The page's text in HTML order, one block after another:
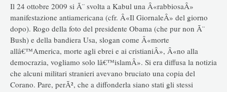
Il 24 ottobre 2009 si Ã¨ svolta a Kabul una Â«rabbiosaÂ»
manifestazione antiamericana (cfr. Â«Il GiornaleÂ» del giorno
dopo). Rogo della foto del presidente Obama (che pur non Ã¨
Bush) e della bandiera Usa, slogan come Â«morte
allâ€™America, morte agli ebrei e ai cristianiÂ», Â«no alla
democrazia, vogliamo solo lâ€™islamÂ». Si era diffusa la notizia
che alcuni militari stranieri avevano bruciato una copia del
Corano. Pare, perÃ², che a diffonderla siano stati gli stessi